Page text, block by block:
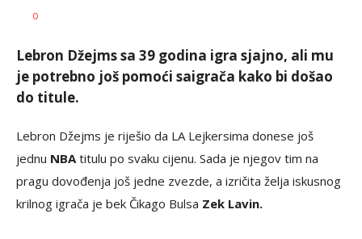
0
Lebron Džejms sa 39 godina igra sjajno, ali mu
je potrebno još pomoći saigrača kako bi došao
do titule.
Lebron Džejms je riješio da LA Lejkersima donese još
jednu NBAtitulu po svaku cijenu. Sada je njegov tim na
pragu dovođenja još jedne zvezde, a izričita želja iskusnog
krilnog igrača je bek Čikago Bulsa Zek Lavin.